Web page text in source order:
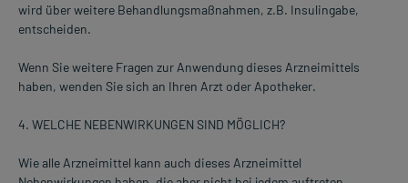
wird über weitere Behandlungsmaßnahmen, z.B. Insulingabe,
entscheiden.
Wenn Sie weitere Fragen zur Anwendung dieses Arzneimittels
haben, wenden Sie sich an Ihren Arzt oder Apotheker.
4. WELCHE NEBENWIRKUNGEN SIND MÖGLICH?
Wie alle Arzneimittel kann auch dieses Arzneimittel